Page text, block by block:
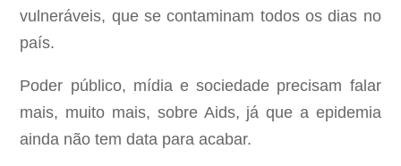
vulneráveis, que se contaminam todos os dias no
país.
Poder público, mídia e sociedade precisam falar
mais, muito mais, sobre Aids, já que a epidemia
ainda não tem data para acabar.